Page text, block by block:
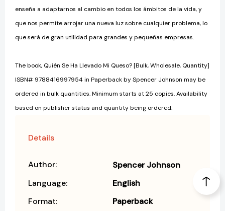
enseña a adaptarnos al cambio en todos los ámbitos de la vida, y
que nos permite arrojar una nueva luz sobre cualquier problema, lo
que será de gran utilidad para grandes y pequeñas empresas.
The book, Quién Se Ha Llevado Mi Queso? [Bulk, Wholesale, Quantity]
ISBN# 9788416997954 in Paperback by Spencer Johnson may be
ordered in bulk quantities. Minimum starts at 25 copies. Availability
based on publisher status and quantity being ordered.
Details
Author:
Spencer Johnson
Language:
English
Format:
Paperback